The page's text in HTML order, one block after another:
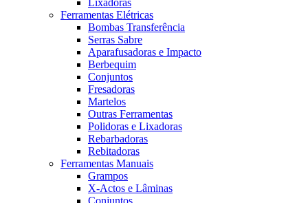
Lixadoras
Ferramentas Elétricas
Bombas Transferência
Serras Sabre
Aparafusadoras e Impacto
Berbequim
Conjuntos
Fresadoras
Martelos
Outras Ferramentas
Polidoras e Lixadoras
Rebarbadoras
Rebitadoras
Ferramentas Manuais
Grampos
X-Actos e Lâminas
Conjuntos